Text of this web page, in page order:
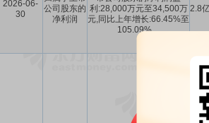
2026-06-
30
公司股东的
净利润
利:28,000万元至34,500万
元,同比上年增长:66.45%至
105.09%。
2.8